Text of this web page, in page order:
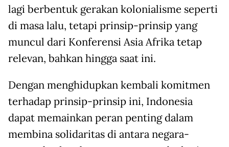
lagi berbentuk gerakan kolonialisme seperti
di masa lalu, tetapi prinsip-prinsip yang
muncul dari Konferensi Asia Afrika tetap
relevan, bahkan hingga saat ini.
Dengan menghidupkan kembali komitmen
terhadap prinsip-prinsip ini, Indonesia
dapat memainkan peran penting dalam
membina solidaritas di antara negara-